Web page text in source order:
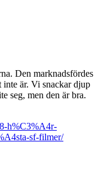
Den marknadsfördes
är. Vi snackar djup
seg, men den är bra.
h%C3%A4r-
sf-filmer/